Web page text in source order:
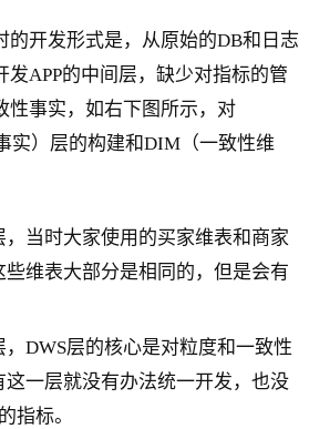
的开发形式是，从原始的DB和日志
APP的中间层，缺少对指标的管
性事实，如右下图所示，对
实）层的构建和DIM（一致性维
当时大家使用的买家维表和商家
维表大部分是相同的，但是会有
DWS层的核心是对粒度和一致性
这一层就没有办法统一开发，也没
指标。